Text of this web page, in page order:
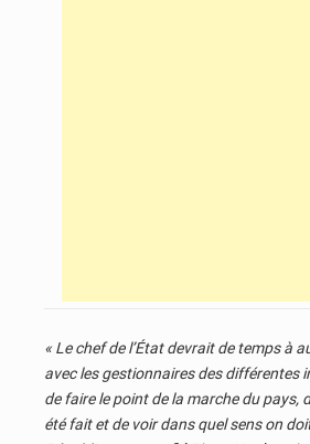
« Le chef de l’État devrait de temps à
avec les gestionnaires des différentes
de faire le point de la marche du pays,
été fait et de voir dans quel sens on